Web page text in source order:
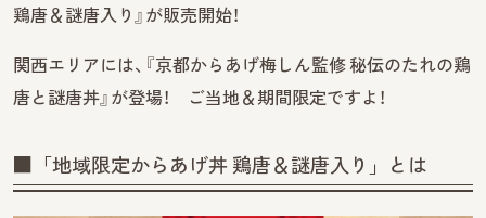
鶏唐＆謎唐入り』が販売開始！
関西エリアには、『京都からあげ梅しん監修 秘伝のたれの鶏
唐と謎唐丼』が登場！ ご当地＆期間限定ですよ！
■「地域限定からあげ丼 鶏唐＆謎唐入り」とは